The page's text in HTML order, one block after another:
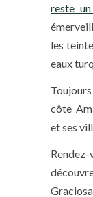
reste
les
eaux
côte
et ses